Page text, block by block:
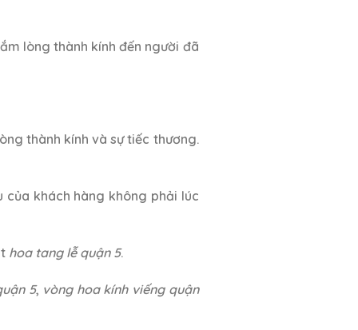
lòng thành kính đến người đã
thành kính và sự tiếc thương.
khách hàng không phải lúc
hoa tang lễ quận 5.
5, vòng hoa kính viếng quận